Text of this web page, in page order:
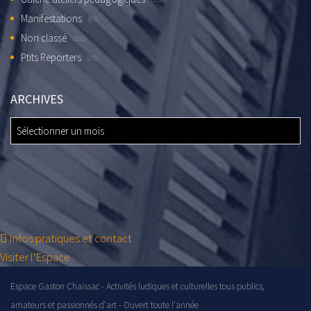
Manifestations (67)
Non classé (191)
Ptits Reporters (25)
ARCHIVES
ARCHIVES
Infos pratiques et contact
Visiter l'Espace
Espace Gaston Chaissac - Activités ludiques et culturelles tous publics,
amateurs et passionnés d'art - Ouvert toute l'année